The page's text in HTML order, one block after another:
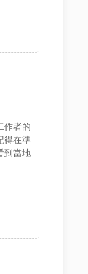
作者的
得在準
到當地